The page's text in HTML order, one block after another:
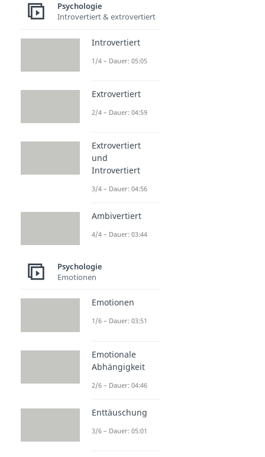
Psychologie
Introvertiert & extrovertiert
Introvertiert
1/4 – Dauer: 05:05
Extrovertiert
2/4 – Dauer: 04:59
Extrovertiert
und
Introvertiert
3/4 – Dauer: 04:56
Ambivertiert
4/4 – Dauer: 03:44
Psychologie
Emotionen
Emotionen
1/6 – Dauer: 03:51
Emotionale
Abhängigkeit
2/6 – Dauer: 04:46
Enttäuschung
3/6 – Dauer: 05:01